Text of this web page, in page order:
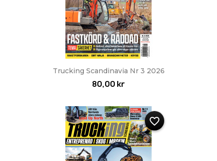
Trucking Scandinavia Nr 3 2026
80,00 kr
favorite_border